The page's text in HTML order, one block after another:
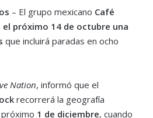
– El grupo mexicano Café
el próximo 14 de octubre una
que incluirá paradas en ocho
Nation, informó que el
recorrerá la geografía
1 de diciembre, cuando